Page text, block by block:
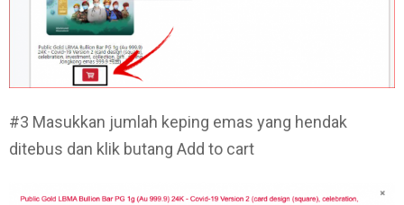
#3 Masukkan jumlah keping emas yang hendak
ditebus dan klik butang Add to cart